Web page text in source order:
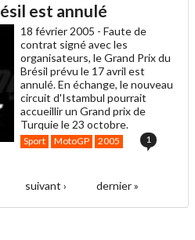
à
un
ami
est annulé
18 février 2005 - Faute de
contrat signé avec les
organisateurs, le Grand Prix du
Brésil prévu le 17 avril est
annulé. En échange, le nouveau
circuit d'Istambul pourrait
accueillir un Grand prix de
Turquie le 23 octobre.
Sport MotoGP 2005 1
suivant › dernier »